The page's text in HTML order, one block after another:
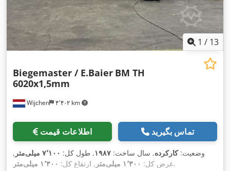
1 / 13
Wijchen ۴٬۴۰۲ km
Biegemaster / E.Baier BM TH
6020x1,5mm
اطلاعات قیمت تماس بگیرید
وضعیت:کارکرده, سال ساخت: ۱۹۸۷, طول کل: ۷٬۱۰۰ میلی‌متر
,
عرض کل: ۱٬۳۰۰ میلی‌متر , ارتفاع کل: ۱٬۳۰۰ میلی‌متر ,